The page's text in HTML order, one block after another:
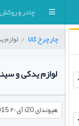
چادر و
چارچرخ کالا لوازم
لوازم یدکی و
هیوندای i20 آی ۲۰ 2015-2012